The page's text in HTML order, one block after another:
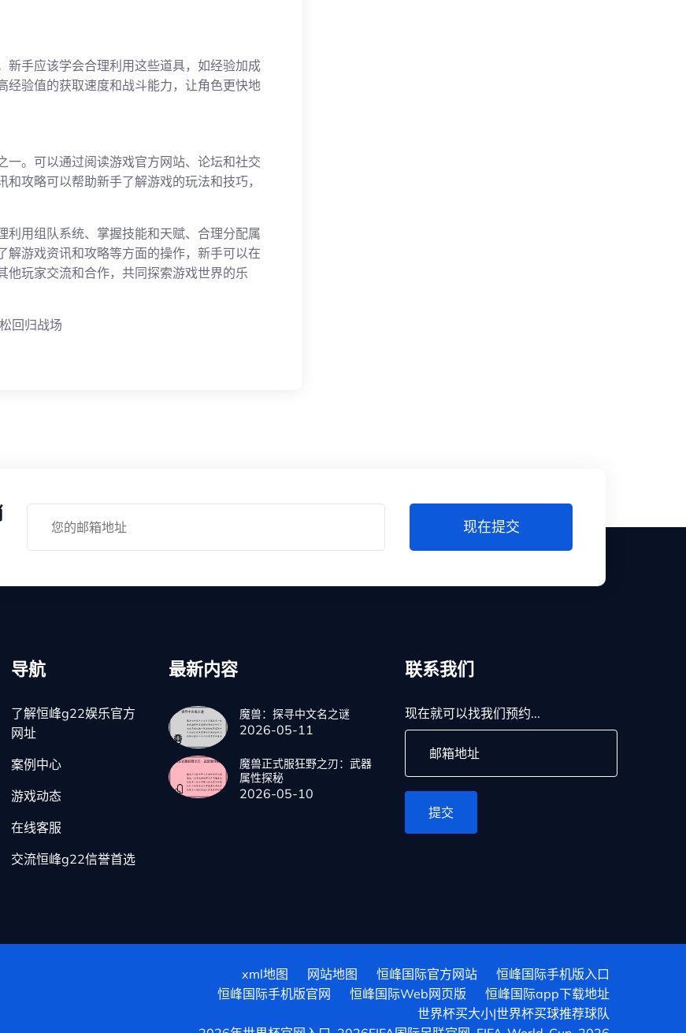
新手应该学会合理利用这些道具，如经验加成
经验值的获取速度和战斗能力，让角色更快地
。可以通过阅读游戏官方网站、论坛和社交
攻略可以帮助新手了解游戏的玩法和技巧，
用组队系统、掌握技能和天赋、合理分配属
游戏资讯和攻略等方面的操作，新手可以在
他玩家交流和合作，共同探索游戏世界的乐
回归战场
现在提交
导航
了解恒峰g22娱乐官方
网址
案例中心
游戏动态
在线客服
交流恒峰g22信誉首选
最新内容
魔兽：探寻中文名之谜
2026-05-11
魔兽正式服狂野之刃：武器
属性探秘
2026-05-10
联系我们
现在就可以找我们预约...
提交
xml地图 网站地图 恒峰国际官方网站
恒峰国际手机版入口
恒峰国际手机版官网
恒峰国际Web网页版
恒峰国际app下载地址
世界杯买大小|世界杯买球推荐球队